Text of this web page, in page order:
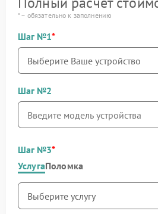
* – обязательно к заполнению
Шаг №1
Шаг №2
Шаг №3
УслугаПоломка